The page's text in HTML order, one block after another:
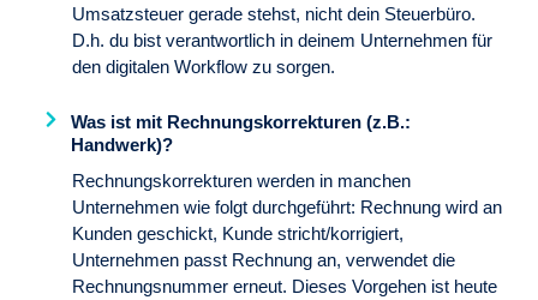
Umsatzsteuer gerade stehst, nicht dein Steuerbüro.
D.h. du bist verantwortlich in deinem Unternehmen für
den digitalen Workflow zu sorgen.
Was ist mit Rechnungskorrekturen (z.B.:
Handwerk)?
Rechnungskorrekturen werden in manchen
Unternehmen wie folgt durchgeführt: Rechnung wird an
Kunden geschickt, Kunde stricht/korrigiert,
Unternehmen passt Rechnung an, verwendet die
Rechnungsnummer erneut. Dieses Vorgehen ist heute